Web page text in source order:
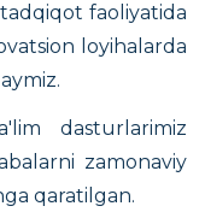
faoliyatida
loyihalarda
dasturlarimiz
zamonaviy
qaratilgan.